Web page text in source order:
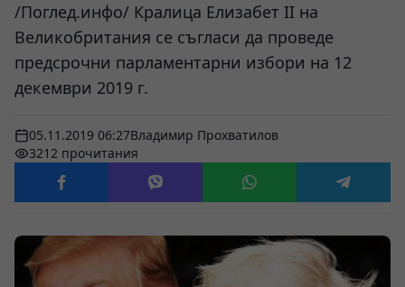
/Поглед.инфо/ Кралица Елизабет II на
Великобритания се съгласи да проведе
предсрочни парламентарни избори на 12
декември 2019 г.
05.11.2019 06:27Владимир Прохватилов
3212 прочитания